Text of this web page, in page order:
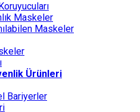
Maskeler
Maskeler
Ürünleri
Bariyerler